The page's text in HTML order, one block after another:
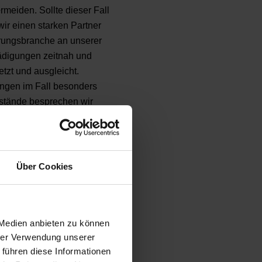
Über Cookies
anbieten zu können
Verwendung unserer
diese Informationen
Sollte dieser Fall
einen starken Partner
an unserer
zeitnah und
und ausgleicht.
im Fall besonders
besprechen wir
Ort unter Beurteilung
die sich bei High-
die Kundenbetreuung